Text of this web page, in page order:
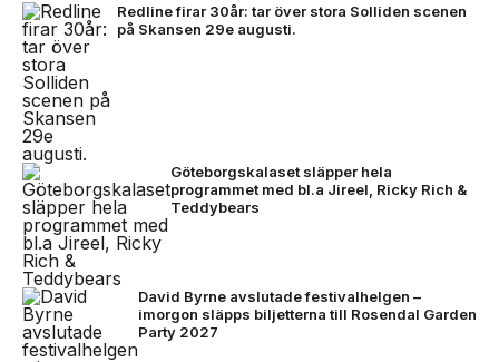
Redline firar 30år: tar över stora Solliden scenen
på Skansen 29e augusti.
Göteborgskalaset släpper hela
programmet med bl.a Jireel, Ricky Rich &
Teddybears
David Byrne avslutade festivalhelgen –
imorgon släpps biljetterna till Rosendal Garden
Party 2027